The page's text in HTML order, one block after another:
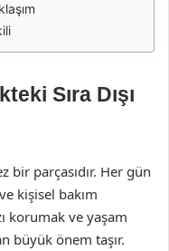
Sıra Dışı
bir parçasıdır. Her gün
kişisel bakım
korumak ve yaşam
büyük önem taşır.